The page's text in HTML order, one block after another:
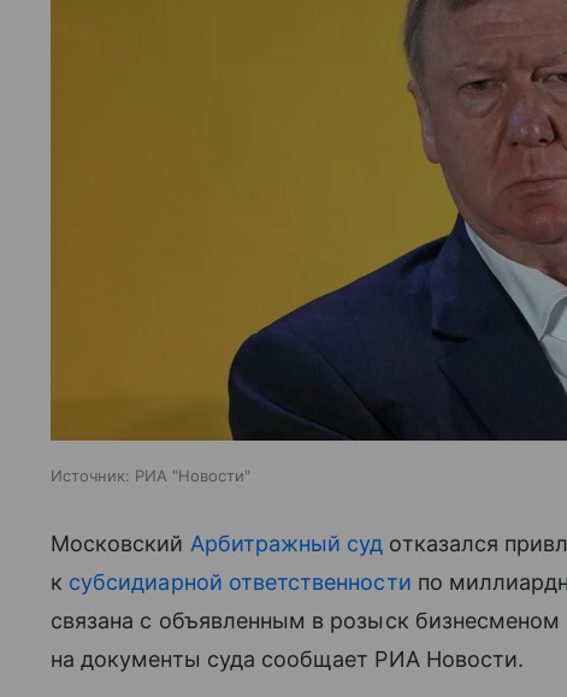
Источник: РИА "Новости"
Московский Арбитражный суд отказался
к субсидиарной ответственности по
связана с объявленным в розыск
на документы суда сообщает РИА Новости.